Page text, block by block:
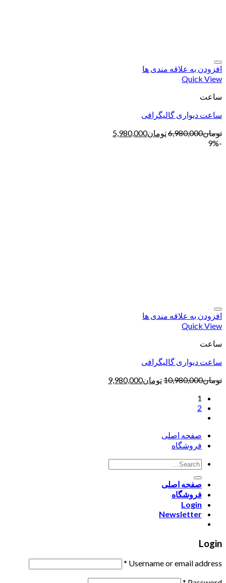
افزودن به علاقه مندی ها
Quick View
ساعت
ساعت دیواری گالیگرافی
تومان6,980,000تومان5,980,000
-9%
افزودن به علاقه مندی ها
Quick View
ساعت
ساعت دیواری گالیگرافی
تومان10,980,000تومان9,980,000
1
2
صفحه اصلی
فروشگاه
صفحه اصلی
فروشگاه
Login
Newsletter
Login
Username or email address
*